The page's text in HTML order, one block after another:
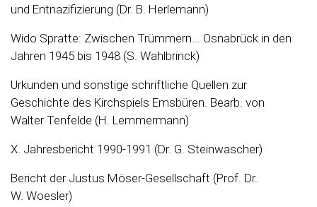
und Entnazifizierung (Dr. B. Herlemann)
Wido Spratte: Zwischen Trümmern... Osnabrück in den
Jahren 1945 bis 1948 (S. Wahlbrinck)
Urkunden und sonstige schriftliche Quellen zur
Geschichte des Kirchspiels Emsbüren. Bearb. von
Walter Tenfelde (H. Lemmermann)
X. Jahresbericht 1990-1991 (Dr. G. Steinwascher)
Bericht der Justus Möser-Gesellschaft (Prof. Dr.
W. Woesler)